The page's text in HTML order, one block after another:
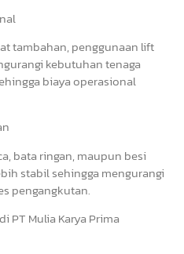
tambahan, penggunaan lift
kebutuhan tenaga
biaya operasional
bata ringan, maupun besi
stabil sehingga mengurangi
pengangkutan.
PT Mulia Karya Prima